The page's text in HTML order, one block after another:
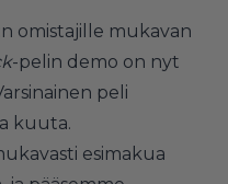
omistajille mukavan
-pelin demo on nyt
peli
kuuta.
esimakua